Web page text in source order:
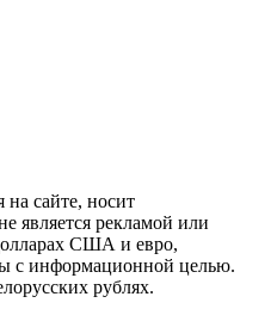
сайте, носит
является рекламой или
США и евро,
с информационной целью.
рублях.